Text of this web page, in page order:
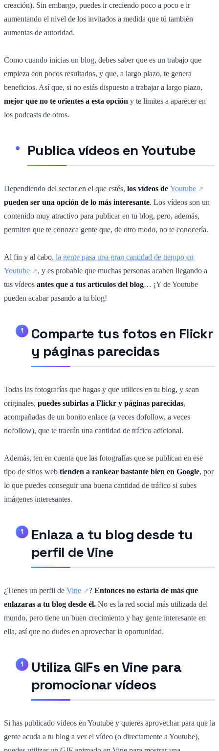
creación). Sin embargo, puedes ir creciendo poco a poco e ir
aumentando el nivel de los invitados a medida que tú también
aumentas de autoridad.
Como cuando inicias un blog, debes saber que es un trabajo que
empieza con pocos resultados, y que, a largo plazo, te genera
beneficios. Así que, si no estás dispuesto a trabajar a largo plazo,
mejor que no te orientes a esta opción y te limites a aparecer en
los podcasts de otros.
Publica vídeos en Youtube
Dependiendo del sector en el que estés, los vídeos de Youtube
pueden ser una opción de lo más interesante. Los vídeos son un
contenido muy atractivo para publicar en tu blog, pero, además,
permiten que te conozca gente que, de otro modo, no te conocería.
Al fin y al cabo, la gente pasa una gran cantidad de tiempo en
Youtube
, y es probable que muchas personas acaben llegando a
tus vídeos antes que a tus artículos del blog… ¡Y de Youtube
pueden acabar pasando a tu blog!
Comparte tus fotos en Flickr
y páginas parecidas
Todas las fotografías que hagas y que utilices en tu blog, y sean
originales, puedes subirlas a Flickr y páginas parecidas,
acompañadas de un bonito enlace (a veces dofollow, a veces
nofollow), que te traerán una cantidad de tráfico adicional.
Además, ten en cuenta que las fotografías que se publican en ese
tipo de sitios web tienden a rankear bastante bien en Google, por
lo que puedes conseguir una buena cantidad de tráfico si subes
imágenes interesantes.
Enlaza a tu blog desde tu
perfil de Vine
¿Tienes un perfil de Vine ? Entonces no estaría de más que
enlazaras a tu blog desde él. No es la red social más utilizada del
mundo, pero tiene un buen crecimiento y hay gente interesante en
ella, así que no dudes en aprovechar la oportunidad.
Utiliza GIFs en Vine para
promocionar vídeos
Si has publicado vídeos en Youtube y quieres aprovechar para que la
gente acuda a tu blog a ver el vídeo (o directamente a Youtube),